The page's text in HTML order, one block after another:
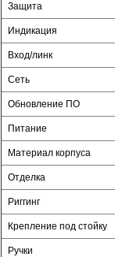
Защита
Индикация
Вход/линк
Сеть
Обновление ПО
Питание
Материал корпуса
Отделка
Риггинг
Крепление под стойку
Ручки